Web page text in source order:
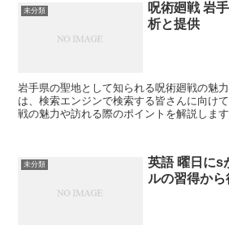
未分類
呪術廻戦 岩
析と提供
岩手県の聖地として知られる呪術廻戦の魅
は、検索エンジンで検索する皆さんに向け
戦の魅力や訪れる際のポイントを解説しま
未分類
英語 曜日にs
ルの習得か